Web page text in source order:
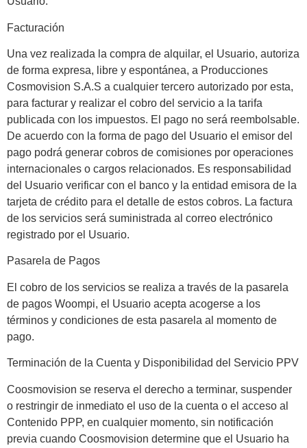
Facturación
Una vez realizada la compra de alquilar, el Usuario, autoriza
de forma expresa, libre y espontánea, a Producciones
Cosmovision S.A.S a cualquier tercero autorizado por esta,
para facturar y realizar el cobro del servicio a la tarifa
publicada con los impuestos. El pago no será reembolsable.
De acuerdo con la forma de pago del Usuario el emisor del
pago podrá generar cobros de comisiones por operaciones
internacionales o cargos relacionados. Es responsabilidad
del Usuario verificar con el banco y la entidad emisora de la
tarjeta de crédito para el detalle de estos cobros. La factura
de los servicios será suministrada al correo electrónico
registrado por el Usuario.
Pasarela de Pagos
El cobro de los servicios se realiza a través de la pasarela
de pagos Woompi, el Usuario acepta acogerse a los
términos y condiciones de esta pasarela al momento de
pago.
Terminación de la Cuenta y Disponibilidad del Servicio PPV
Coosmovision se reserva el derecho a terminar, suspender
o restringir de inmediato el uso de la cuenta o el acceso al
Contenido PPP, en cualquier momento, sin notificación
previa cuando Coosmovision determine que el Usuario ha